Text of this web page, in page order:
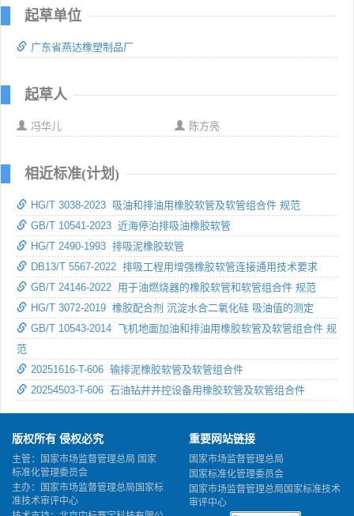
起草单位
广东省燕达橡塑制品厂
起草人
冯华儿 陈方亮
相近标准(计划)
HG/T 3038-2023 吸油和排油用橡胶软管及软管组合件 规范
GB/T 10541-2023 近海停泊排吸油橡胶软管
HG/T 2490-1993 排吸泥橡胶软管
DB13/T 5567-2022 排吸工程用增强橡胶软管连接通用技术要求
GB/T 24146-2022 用于油燃烧器的橡胶软管和软管组合件 规范
HG/T 3072-2019 橡胶配合剂 沉淀水合二氧化硅 吸油值的测定
GB/T 10543-2014 飞机地面加油和排油用橡胶软管及软管组合件 规
范
20251616-T-606 输排泥橡胶软管及软管组合件
20254503-T-606 石油钻井井控设备用橡胶软管及软管组合件
版权所有 侵权必究
主管：国家市场监督管理总局 国家
标准化管理委员会
主办：国家市场监督管理总局国家标
准技术审评中心
重要网站链接
国家市场监督管理总局
国家标准化管理委员会
国家市场监督管理总局国家标准技术
审评中心